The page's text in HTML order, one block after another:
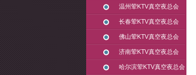
温州荤KTV真空夜总会
长春荤KTV真空夜总会
佛山荤KTV真空夜总会
济南荤KTV真空夜总会
哈尔滨荤KTV真空夜总会